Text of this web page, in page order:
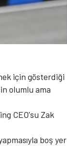
için gösterdiği
olumlu ama
CEO'su Zak
boş yer